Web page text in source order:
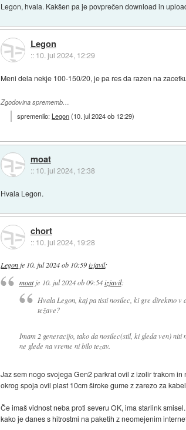
Legon, hvala. Kakšen pa je povprečen download in
Legon
:: 10. jul 2024, 12:29
Meni dela nekje 100-150/20, je pa res da razen na
Zgodovina sprememb…
spremenilo:Legon(10. jul 2024 ob 12:29)
moat
:: 10. jul 2024, 12:38
Hvala Legon.
chort
:: 10. jul 2024, 19:28
Legon je 10. jul 2024 ob 10:59 izjavil:
moatje 10. jul 2024 ob 09:54 izjavil:
Hvala Legon, kaj pa tisti nosilec, ki gre direktno v
težave?
Imam 2 generacijo, tako da nosilec(stil, ki gleda ven)
ne glede na vreme ni bilo tezav.
Jaz sem nogo svojega Gen2 parkrat ovil z izolir trakom
okrog spoja ovil plast 10cm široke gume z zarezo za
Če imaš vidnost neba proti severu OK, ima starlink
kako je danes s hitrostmi na paketih z neomejenim